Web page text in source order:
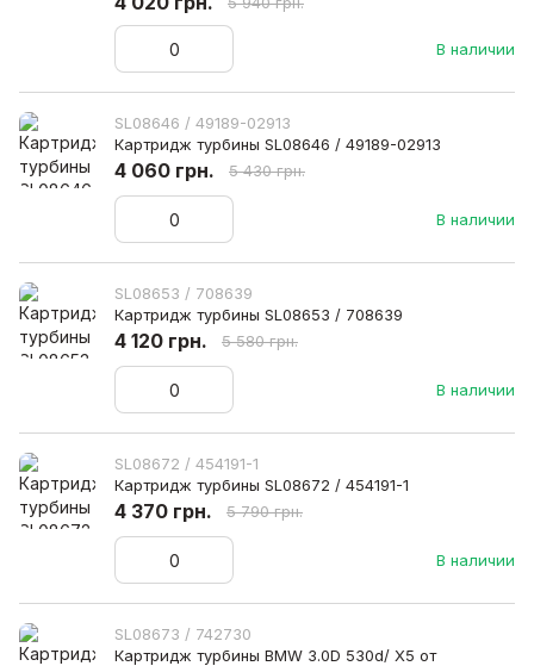
В наличии
SL08646 / 49189-02913
Картридж турбины SL08646 / 49189-02913
В наличии
4 060 грн. 5 430 грн.
SL08653 / 708639
Картридж турбины SL08653 / 708639
В наличии
4 120 грн. 5 580 грн.
SL08672 / 454191-1
Картридж турбины SL08672 / 454191-1
В наличии
4 370 грн. 5 790 грн.
SL08673 / 742730
Картридж турбины BMW 3.0D 530d/ X5 от